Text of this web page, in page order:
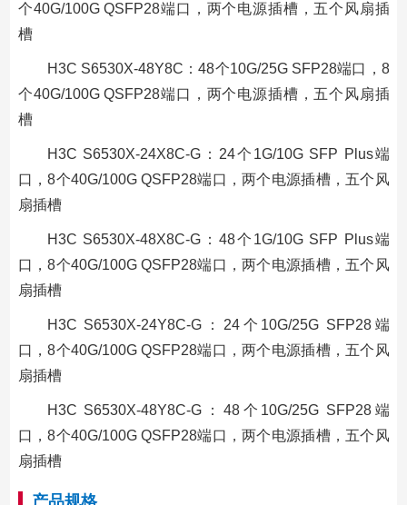
个40G/100G QSFP28端口，两个电源插槽，五个风扇插
槽
H3C S6530X-48Y8C：48个10G/25G SFP28端口，8
个40G/100G QSFP28端口，两个电源插槽，五个风扇插
槽
H3C S6530X-24X8C-G：24个1G/10G SFP Plus端
口，8个40G/100G QSFP28端口，两个电源插槽，五个风
扇插槽
H3C S6530X-48X8C-G：48个1G/10G SFP Plus端
口，8个40G/100G QSFP28端口，两个电源插槽，五个风
扇插槽
H3C S6530X-24Y8C-G：24个10G/25G SFP28端
口，8个40G/100G QSFP28端口，两个电源插槽，五个风
扇插槽
H3C S6530X-48Y8C-G：48个10G/25G SFP28端
口，8个40G/100G QSFP28端口，两个电源插槽，五个风
扇插槽